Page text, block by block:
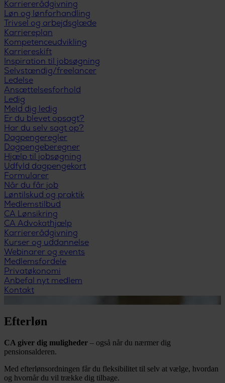
Karriererådgivning
Løn og lønforhandling
Trivsel og arbejdsglæde
Karriereplan
Kompetenceudvikling
Karriereskift
Inspiration til jobsøgning
Selvstændig/freelancer
Ledelse
Ansættelsesforhold
Ledig
Meld dig ledig
Er du blevet opsagt?
Har du selv sagt op?
Dagpengeregler
Dagpengeberegner
Hjælp til jobsøgning
Udfyld dagpengekort
Formularer
Når du får job
Løntilskud og praktik
Medlemstilbud
CA Lønsikring
CA Advokathjælp
Karriererådgivning
Kurser og uddannelse
Webinarer og events
Medlemsfordele
Privatøkonomi
Anbefal nyt medlem
Kontakt
Efterløn
CA giver dig muligheder – også når du nærmer dig
pensionsalderen.
Med efterlønsordningen får du fleksibilitet til selv at vælge, hvordan
og hvornår du vil trække dig tilbage.